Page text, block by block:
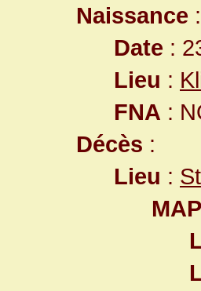
Naissance :
Date :
Lieu :
FNA :
Décès :
Lieu :
MAP